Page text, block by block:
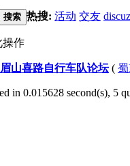
搜索 热搜: 活动 交友 discuz
操作
山喜路自行车队论坛( 蜀
in 0.015628 second(s), 5